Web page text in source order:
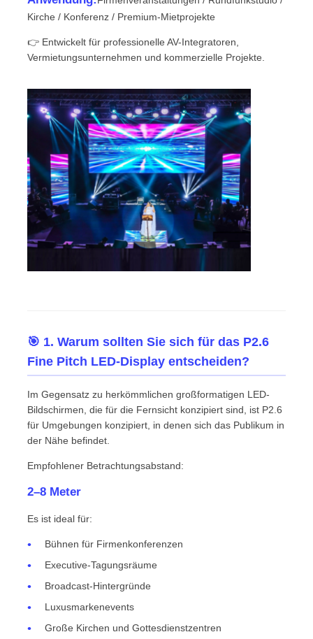
LED-Werbetafel im Freien
Kirche / Konferenz / Premium-Mietprojekte
👉 Entwickelt für professionelle AV-Integratoren,
Vermietungsunternehmen und kommerzielle Projekte.
🎯 1. Warum sollten Sie sich für das P2.6
Fine Pitch LED-Display entscheiden?
Im Gegensatz zu herkömmlichen großformatigen LED-
Bildschirmen, die für die Fernsicht konzipiert sind, ist P2.6
für Umgebungen konzipiert, in denen sich das Publikum in
der Nähe befindet.
Empfohlener Betrachtungsabstand:
2–8 Meter
Es ist ideal für:
Bühnen für Firmenkonferenzen
Executive-Tagungsräume
Broadcast-Hintergründe
Luxusmarkenevents
Große Kirchen und Gottesdienstzentren